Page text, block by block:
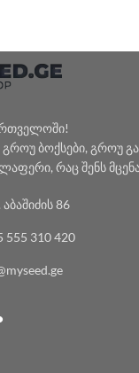
ბოქსები, გროუ
რაც შენს
86
310 420